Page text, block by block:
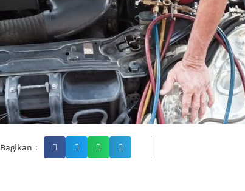
Bagikan :